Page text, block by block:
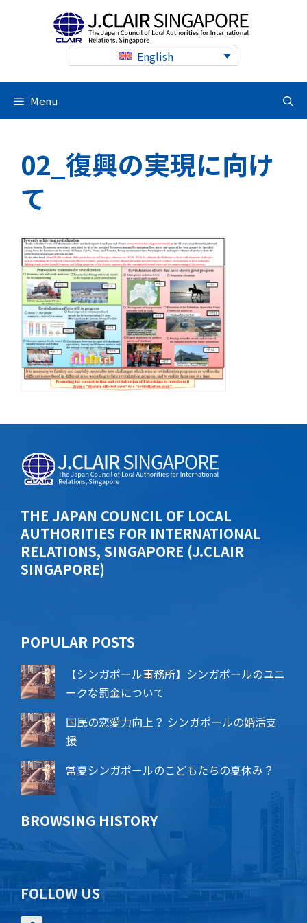
English
Menu
02_復興の実現に向け
て
THE JAPAN COUNCIL OF LOCAL
AUTHORITIES FOR INTERNATIONAL
RELATIONS, SINGAPORE (J.CLAIR
SINGAPORE)
POPU​​LAR POSTS
【シンガポール事務所】シンガポールのユニ
ークな罰金について
国民の恋愛力向上？ シンガポールの婚活支
援
常夏シンガポールのこどもたちの夏休み？
BROWSING HISTORY
FOLLOW US